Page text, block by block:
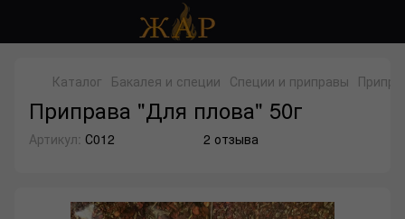
Каталог Бакалея и специи Специи и приправы
Приправа "Для плова" 50г
Артикул: С012 2 отзыва